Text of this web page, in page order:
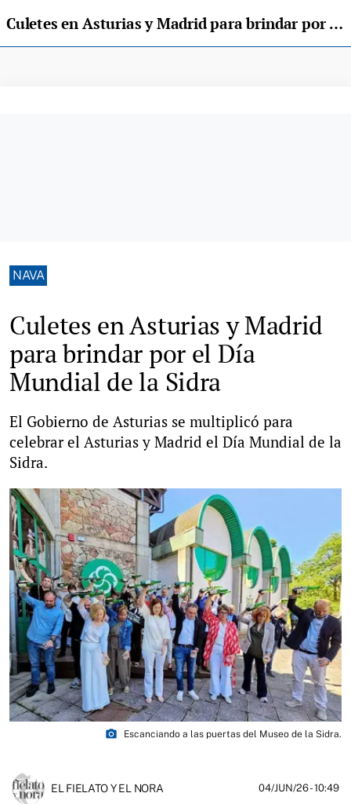
Culetes en Asturias y Madrid para brindar por el Día Mundial de la Sidra
NAVA
Culetes en Asturias y Madrid
para brindar por el Día
Mundial de la Sidra
El Gobierno de Asturias se multiplicó para
celebrar el Asturias y Madrid el Día Mundial de la
Sidra.
photo_camera Escanciando a las puertas del Museo de la Sidra.
EL FIELATO Y EL NORA 04/JUN/26- 10:49